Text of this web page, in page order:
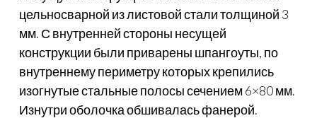
цельносварной из листовой стали толщиной 3
мм. С внутренней стороны несущей
конструкции были приварены шпангоуты, по
внутреннему периметру которых крепились
изогнутые стальные полосы сечением 6×80 мм.
Изнутри оболочка обшивалась фанерой.